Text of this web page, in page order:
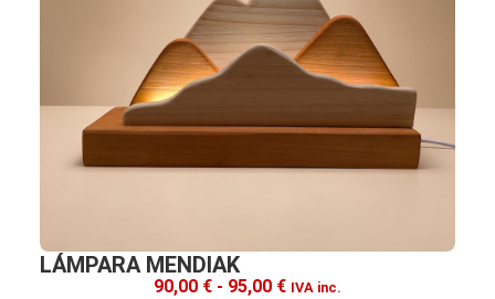
LÁMPARA MENDIAK
90,00 € - 95,00 € IVA inc.